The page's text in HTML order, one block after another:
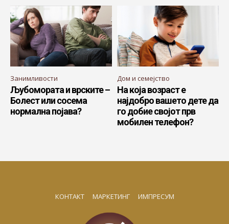
Занимливости
Љубомората и врските –
Болест или сосема
нормална појава?
Дом и семејство
На која возраст е
најдобро вашето дете да
го добие својот прв
мобилен телефон?
КОНТАКТ МАРКЕТИНГ ИМПРЕСУМ